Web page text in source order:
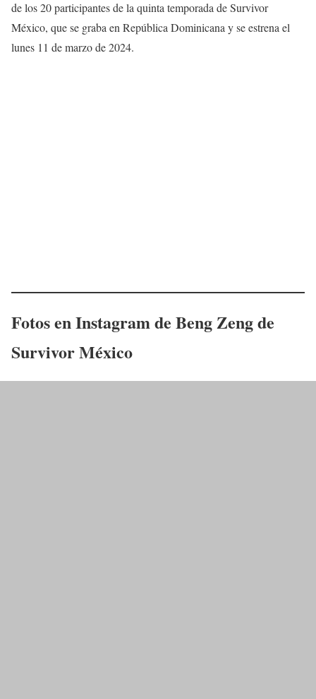
de los 20 participantes de la quinta temporada de Survivor
México, que se graba en República Dominicana y se estrena el
lunes 11 de marzo de 2024.
Fotos en Instagram de Beng Zeng de
Survivor México